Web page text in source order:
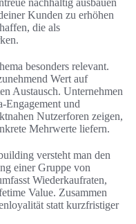
Kunden zu erhöhen
die als
besonders relevant.
Wert auf
Austausch. Unternehmen
und
Nutzerforen zeigen,
Mehrwerte liefern.
versteht man den
einer Gruppe von
Wiederkaufraten,
Value. Zusammen
statt kurzfristiger